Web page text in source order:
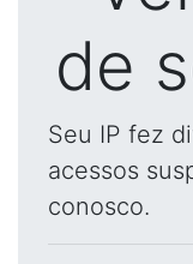
de
Seu IP fez
acessos
conosco.